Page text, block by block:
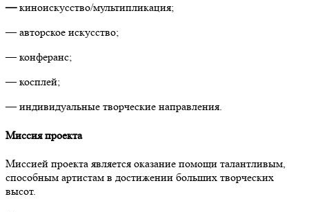
—киноискусство/мультипликация;
— авторское искусство;
— конферанс;
— косплей;
— индивидуальные творческие направления.
Миссия проекта
Миссией проекта является оказание помощи талантливым,
способным артистам в достижении больших творческих
высот.